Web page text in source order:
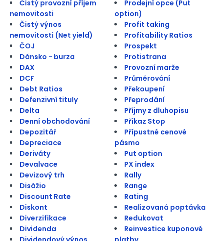
Čistý provozní příjem
nemovitosti
Čistý výnos
nemovitosti (Net yield)
ČOJ
Dánsko - burza
DAX
DCF
Debt Ratios
Defenzivní tituly
Delta
Denní obchodování
Depozitář
Depreciace
Deriváty
Devalvace
Devizový trh
Disážio
Discount Rate
Diskont
Diverzifikace
Dividenda
Prodejní opce (Put
option)
Profit taking
Profitability Ratios
Prospekt
Protistrana
Provozní marže
Průměrování
Překoupení
Přeprodání
Příjmy z dluhopisu
Příkaz Stop
Přípustné cenové
pásmo
Put option
PX index
Rally
Range
Rating
Realizovaná poptávka
Redukovat
Reinvestice kuponové